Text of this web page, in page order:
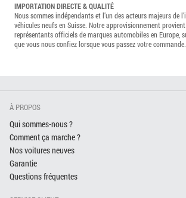
IMPORTATION DIRECTE & QUALITÉ
Nous sommes indépendants et l’un des acteurs majeurs de
véhicules neufs en Suisse. Notre approvisionnement
représentants officiels de marques automobiles en Europe,
que vous nous confiez lorsque vous passez votre commande.
À PROPOS
Qui sommes-nous ?
Comment ça marche ?
Nos voitures neuves
Garantie
Questions fréquentes